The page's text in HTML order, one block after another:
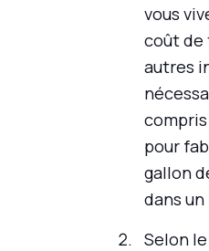
vous
coût de
autres
pour
gallon
dans
Selon